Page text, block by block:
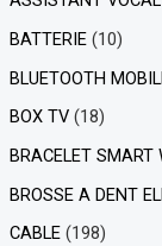
BATTERIE (10)
BLUETOOTH
BOX TV (18)
BRACELET SMART
BROSSE A DENT
CABLE (198)